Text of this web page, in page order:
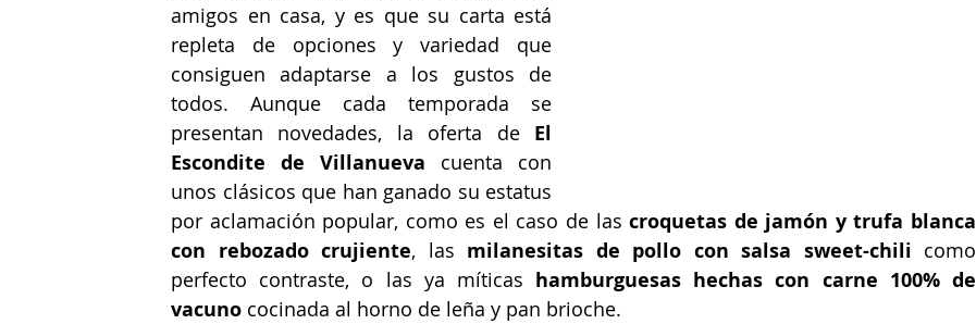
amigos en casa, y es que su carta está
repleta de opciones y variedad que
consiguen adaptarse a los gustos de
todos. Aunque cada temporada se
presentan novedades, la oferta de El
Escondite de Villanueva cuenta con
unos clásicos que han ganado su estatus
por aclamación popular, como es el caso de las croquetas de jamón y trufa blanca
con rebozado crujiente, las milanesitas de pollo con salsa sweet-chili como
perfecto contraste, o las ya míticas hamburguesas hechas con carne 100% de
vacuno cocinada al horno de leña y pan brioche.